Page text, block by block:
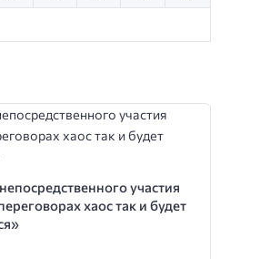
участия
хаос так и будет